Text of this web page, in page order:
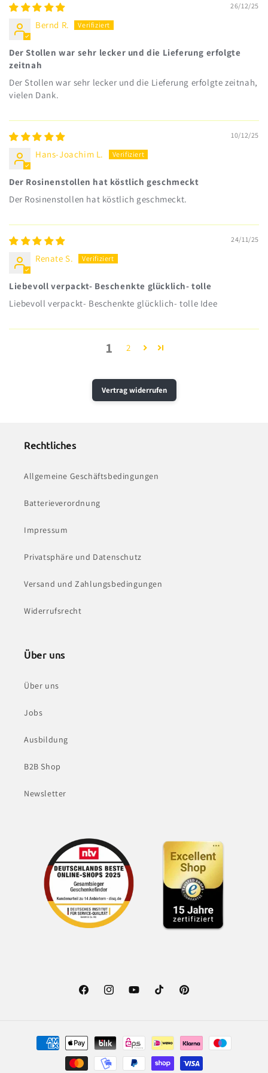
26/12/25
Bernd R.
Der Stollen war sehr lecker und die Lieferung erfolgte
zeitnah
Der Stollen war sehr lecker und die Lieferung erfolgte zeitnah,
vielen Dank.
10/12/25
Hans-Joachim L.
Der Rosinenstollen hat köstlich geschmeckt
Der Rosinenstollen hat köstlich geschmeckt.
24/11/25
Renate S.
Liebevoll verpackt- Beschenkte glücklich- tolle
Liebevoll verpackt- Beschenkte glücklich- tolle Idee
1 2
Vertrag widerrufen
Rechtliches
Allgemeine Geschäftsbedingungen
Batterieverordnung
Impressum
Privatsphäre und Datenschutz
Versand und Zahlungsbedingungen
Widerrufsrecht
Über uns
Über uns
Jobs
Ausbildung
B2B Shop
Newsletter
FacebookInstagramYouTubeTikTok Pinterest
Zahlungsmethoden